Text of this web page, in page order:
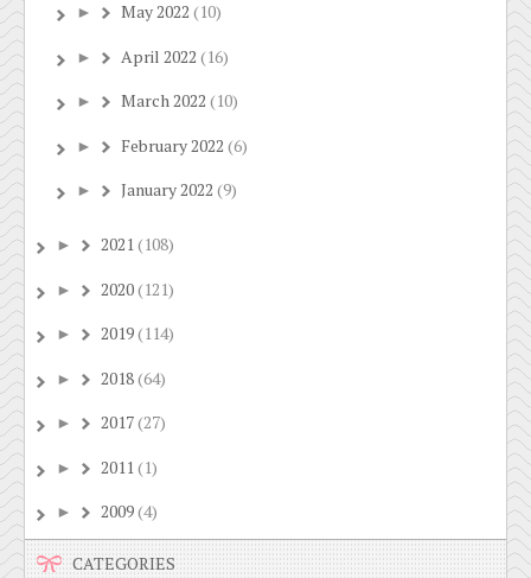
► May 2022 (10)
► April 2022 (16)
► March 2022 (10)
► February 2022 (6)
► January 2022 (9)
► 2021(108)
► 2020(121)
► 2019(114)
► 2018(64)
► 2017(27)
► 2011(1)
► 2009(4)
CATEGORIES